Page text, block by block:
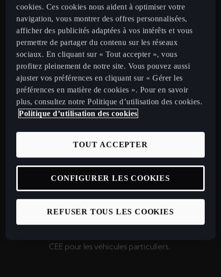
permettant de bénéficier d'aides lors de l'acquisition
ou une location d’une durée minimale de 24 mois (sauf
reconduction tacite) de véhicules neufs 100 %
électriques, qu'il s'agisse de voitures particulières, de
quadricycles (légers ou lourds) ou de véhicules utilitaires
légers.
SUIS-JE ÉLIGIBLE À UNE AIDE CEE ?
Sont éligibles aux aides CEE les particuliers mais aussi les
personnes morales, entreprises et collectivités locales, et
ce quelle que soit leur taille.
Ainsi, selon votre situation, vous bénéficierez d’une aide
comprise entre 315 et 525 € à l’achat ou pour une location
de plus de 24 mois d’un véhicule électrique neuf CUPRA.
CEE pour les véhicules particuliers.
cookies. Ces cookies nous aident à optimiser votre
navigation, vous montrer des offres personnalisées,
afficher des publicités adaptées à vos intérêts et vous
permettre de partager du contenu sur les réseaux
sociaux. En cliquant sur « Tout accepter », vous
profitez pleinement de notre site. Vous pouvez aussi
ajuster vos préférences en cliquant sur « Gérer les
préférences en matière de cookies ». Pour en savoir
plus, consultez notre Politique d’utilisation des cookies.
Politique d’utilisation des cookies
REFUSER TOUS LES COOKIES
TOUT ACCEPTER
CONFIGURER LES COOKIES